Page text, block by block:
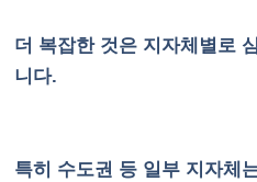
더 복잡한 것은 지자체별로
니다.
특히 수도권 등 일부 지자체